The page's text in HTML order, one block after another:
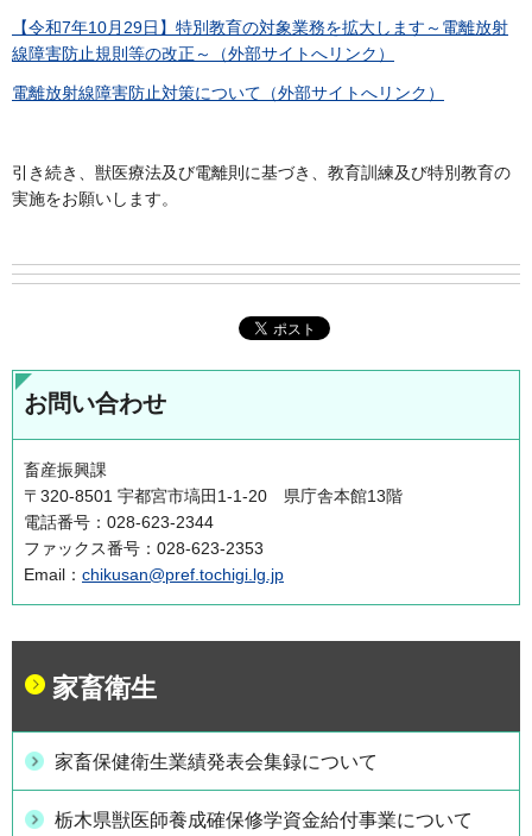
【令和7年10月29日】特別教育の対象業務を拡大します～電離放射
線障害防止規則等の改正～（外部サイトへリンク）
電離放射線障害防止対策について（外部サイトへリンク）
引き続き、獣医療法及び電離則に基づき、教育訓練及び特別教育の
実施をお願いします。
お問い合わせ
畜産振興課
〒320-8501 宇都宮市塙田1-1-20 県庁舎本館13階
電話番号：028-623-2344
ファックス番号：028-623-2353
Email： chikusan@pref.tochigi.lg.jp
家畜衛生
家畜保健衛生業績発表会集録について
栃木県獣医師養成確保修学資金給付事業について